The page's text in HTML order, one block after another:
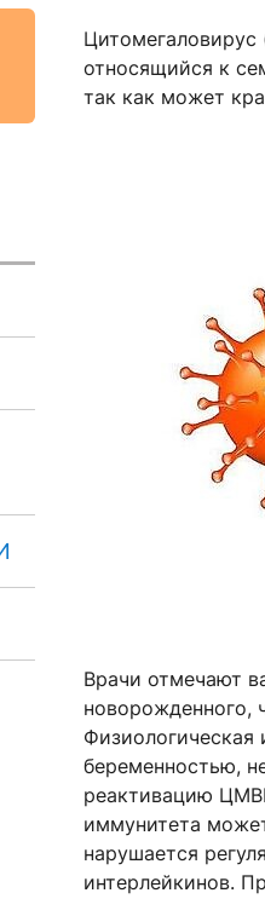
относящийся к
так как может
Врачи отмечают
новорожденного,
Физиологическая
беременностью,
реактивацию
иммунитета
нарушается
интерлейкинов.